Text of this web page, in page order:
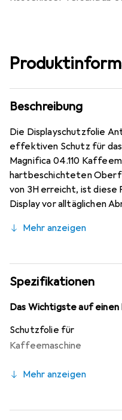
Beschreibung
Die Displayschutzfolie
effektiven Schutz für das
Magnifica 04.110
hartbeschichteten
von 3H erreicht, ist diese
Display vor alltäglichen
und sorgt für eine klare
Haftschicht ermöglicht
die blasenfrei erfolgt,
wurde. Zudem
Bedienbarkeit, sodass
Deutschland, ist die Folie
der De Longhi Magnifica
Mehr anzeigen
Spezifikationen
Das Wichtigste auf einen
Schutzfolie für
Kaffeemaschine
Mehr anzeigen